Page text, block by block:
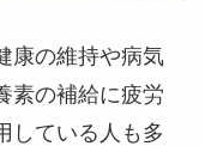
康の維持や病気
素の補給に疲労
している人も多